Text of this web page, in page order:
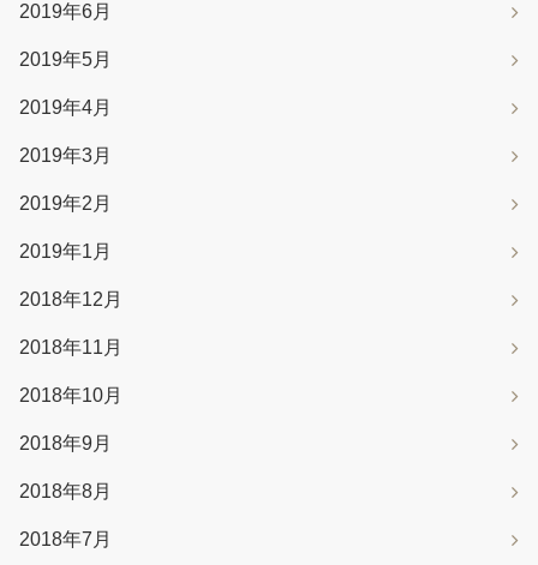
2019年6月
2019年5月
2019年4月
2019年3月
2019年2月
2019年1月
2018年12月
2018年11月
2018年10月
2018年9月
2018年8月
2018年7月